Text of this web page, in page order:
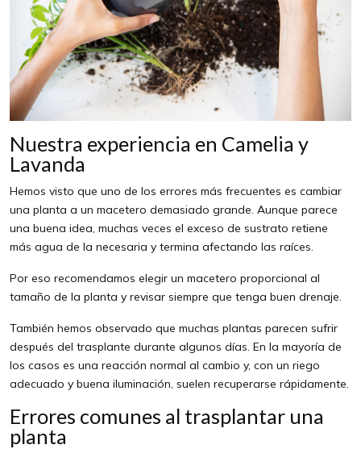
Nuestra experiencia en Camelia y
Lavanda
Hemos visto que uno de los errores más frecuentes es cambiar
una planta a un macetero demasiado grande. Aunque parece
una buena idea, muchas veces el exceso de sustrato retiene
más agua de la necesaria y termina afectando las raíces.
Por eso recomendamos elegir un macetero proporcional al
tamaño de la planta y revisar siempre que tenga buen drenaje.
También hemos observado que muchas plantas parecen sufrir
después del trasplante durante algunos días. En la mayoría de
los casos es una reacción normal al cambio y, con un riego
adecuado y buena iluminación, suelen recuperarse rápidamente.
Errores comunes al trasplantar una
planta